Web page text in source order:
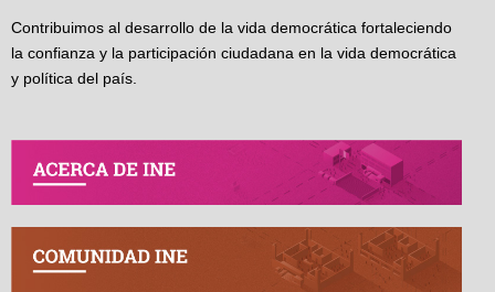
Contribuimos al desarrollo de la vida democrática fortaleciendo
la confianza y la participación ciudadana en la vida democrática
y política del país.